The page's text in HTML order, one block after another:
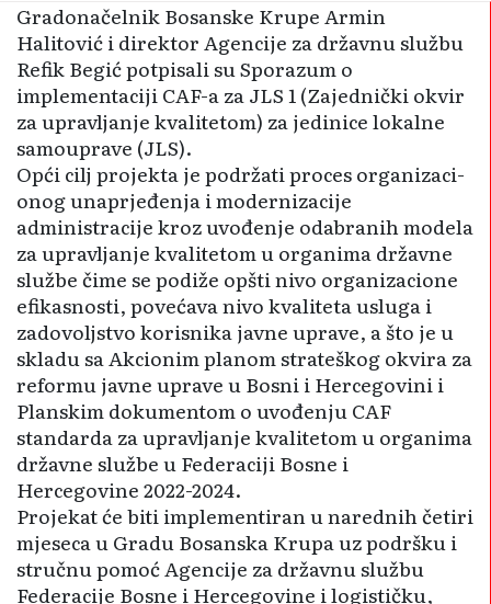
Grado­načelnik Bosa­nske Krupe Armin
Halitović i direktor Agencije za drža­vnu službu
Refik Begić potpisali su Spora­zum o
implementaciji CAF-a za JLS 1 (Zajednički okvir
za upra­vljanje kvalitetom) za jedinice lokalne
samouprave (JLS).
Opći cilj projekta je podržati proces organizaci­
onog unaprjeđenja i modernizacije
administracije kroz uvođenje odabranih mo­dela
za upravljanje kvalitetom u organima državne
službe čime se podiže opšti nivo orga­nizacione
efikasnosti, povećava nivo kvaliteta uslu­ga i
zadovoljstvo korisnika javne uprave, a što je u
skladu sa Akcionim planom stra­teškog okvira za
reformu javne uprave u Bosni i He­rcegovini i
Planskim dokumentom o uvođenju CAF
standarda za upravljanje kva­litetom u organima
državne službe u Federaciji Bosne i
Hercegovine 2022-2024.
Projekat će biti implementiran u narednih četiri
mjeseca u Gradu Bosanska Krupa uz podršku i
stručnu pomoć Agencije za državnu službu
Federacije Bosne i Hercegovine i logističku,